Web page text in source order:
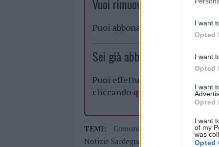
I want
Opted
I want
Opted
I want
Opted
I want
of my
was
Opted
Vuoi rimuovere le pubblicità
Puoi abbonarti a soli € 1,10 al
Sei già abbonato?
Puoi effettuare l'accesso
cliccando qui
TEMI: Comune Di Olbia Incidente
Notizie Sardegna